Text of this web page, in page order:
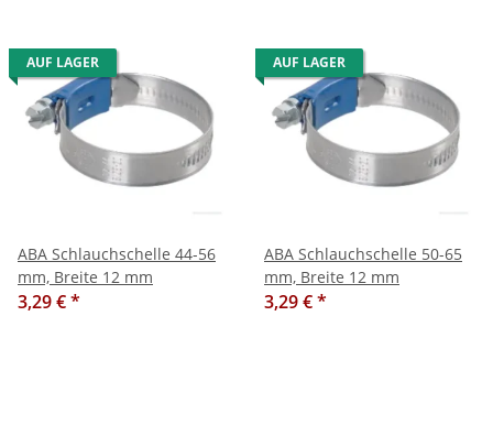
AUF LAGER
ABA Schlauchschelle 44-56
mm, Breite 12 mm
3,29 €*
AUF LAGER
ABA Schlauchschelle 50-65
mm, Breite 12 mm
3,29 €*